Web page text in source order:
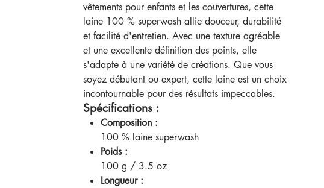
vêtements pour enfants et les couvertures, cette
laine 100 % superwash allie douceur, durabilité
et facilité d'entretien. Avec une texture agréable
et une excellente définition des points, elle
s'adapte à une variété de créations. Que vous
soyez débutant ou expert, cette laine est un choix
incontournable pour des résultats impeccables.
Spécifications :
Composition :
100 % laine superwash
Poids :
100 g / 3.5 oz
Longueur :